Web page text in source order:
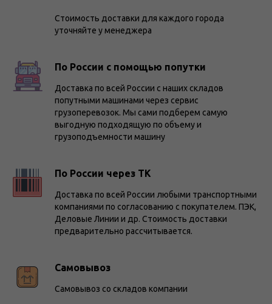
Стоимость доставки для каждого города
уточняйте у менеджера
По России с помощью попутки
Доставка по всей России с наших складов
попутными машинами через сервис
грузоперевозок. Мы сами подберем самую
выгодную подходящую по объему и
грузоподъемности машину
По России через ТК
Доставка по всей России любыми транспортными
компаниями по согласованию с покупателем. ПЭК,
Деловые Линии и др. Стоимость доставки
предварительно рассчитывается.
Самовывоз
Самовывоз со складов компании